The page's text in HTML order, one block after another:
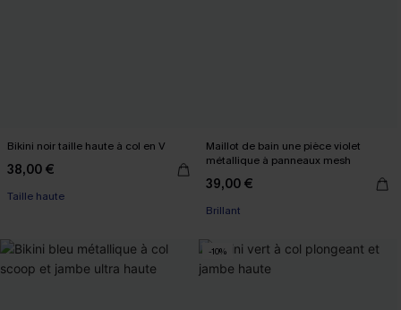
Bikini noir taille haute à col en V
38,00 €
Taille haute
Maillot de bain une pièce violet
métallique à panneaux mesh
39,00 €
Brillant
-10%